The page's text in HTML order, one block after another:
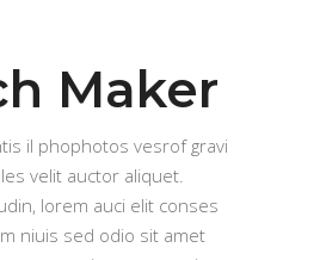
Maker
il phophotos vesrof gravi
velit auctor aliquet.
lorem auci elit conses
niuis sed odio sit amet